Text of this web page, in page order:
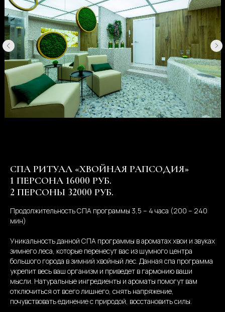
СПА РИТУАЛ «ХВОЙНАЯ РАПСОДИЯ»
1 ПЕРСОНА 16000 РУБ.
2 ПЕРСОНЫ 32000 РУБ.
Продолжительность СПА программы 3,5 – 4 часа (200 – 240
мин)
Уникальность данной СПА программы в ароматах хвои и звуках
зимнего леса, которые перенесут вас из шумного центра
большого города в зимний хвойный лес. Данная спа программа
укрепит весь ваш организм и приведет в гармонию ваши
мысли. Натуральные ингредиенты и ароматы помогут вам
отключиться от всего лишнего, снять напряжение,
почувствовать единение с природой, восстановить силы.